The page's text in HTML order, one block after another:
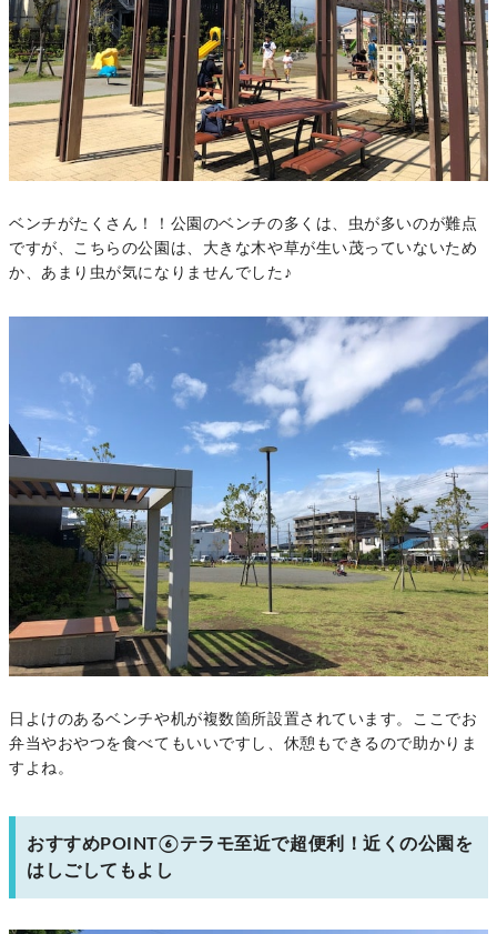
ベンチがたくさん！！公園のベンチの多くは、虫が多いのが難点
ですが、こちらの公園は、大きな木や草が生い茂っていないため
か、あまり虫が気になりませんでした♪
日よけのあるベンチや机が複数箇所設置されています。ここでお
弁当やおやつを食べてもいいですし、休憩もできるので助かりま
すよね。
おすすめPOINT⑥テラモ至近で超便利！近くの公園を
はしごしてもよし